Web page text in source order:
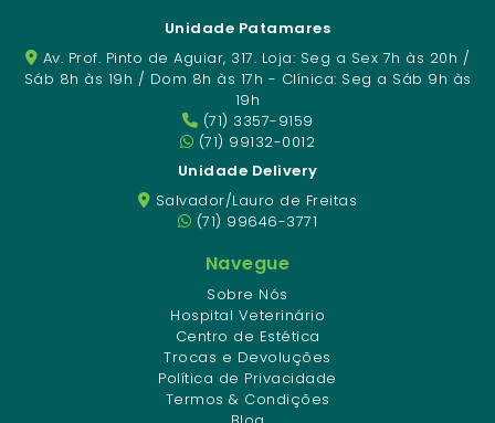
Unidade Patamares
Av. Prof. Pinto de Aguiar, 317. Loja: Seg a Sex 7h às 20h /
Sáb 8h às 19h / Dom 8h às 17h - Clínica: Seg a Sáb 9h às
19h
(71) 3357-9159
(71) 99132-0012
Unidade Delivery
Salvador/Lauro de Freitas
(71) 99646-3771
Navegue
Sobre Nós
Hospital Veterinário
Centro de Estética
Trocas e Devoluções
Política de Privacidade
Termos & Condições